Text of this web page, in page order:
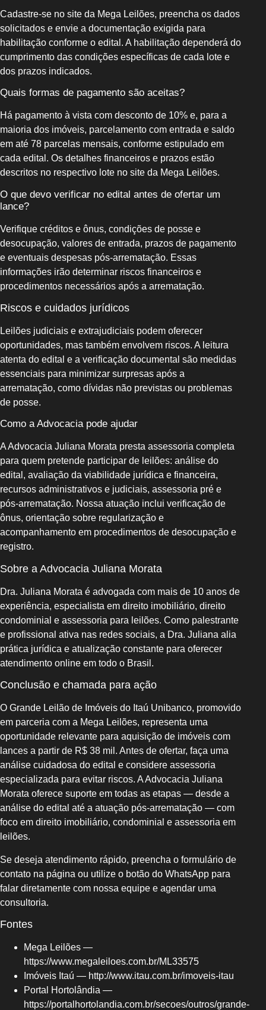
Cadastre-se no site da Mega Leilões, preencha os dados
solicitados e envie a documentação exigida para
habilitação conforme o edital. A habilitação dependerá do
cumprimento das condições específicas de cada lote e
dos prazos indicados.
Quais formas de pagamento são aceitas?
Há pagamento à vista com desconto de 10% e, para a
maioria dos imóveis, parcelamento com entrada e saldo
em até 78 parcelas mensais, conforme estipulado em
cada edital. Os detalhes financeiros e prazos estão
descritos no respectivo lote no site da Mega Leilões.
O que devo verificar no edital antes de ofertar um
lance?
Verifique créditos e ônus, condições de posse e
desocupação, valores de entrada, prazos de pagamento
e eventuais despesas pós-arrematação. Essas
informações irão determinar riscos financeiros e
procedimentos necessários após a arrematação.
Riscos e cuidados jurídicos
Leilões judiciais e extrajudiciais podem oferecer
oportunidades, mas também envolvem riscos. A leitura
atenta do edital e a verificação documental são medidas
essenciais para minimizar surpresas após a
arrematação, como dívidas não previstas ou problemas
de posse.
Como a Advocacia pode ajudar
A Advocacia Juliana Morata presta assessoria completa
para quem pretende participar de leilões: análise do
edital, avaliação da viabilidade jurídica e financeira,
recursos administrativos e judiciais, assessoria pré e
pós-arrematação. Nossa atuação inclui verificação de
ônus, orientação sobre regularização e
acompanhamento em procedimentos de desocupação e
registro.
Sobre a Advocacia Juliana Morata
Dra. Juliana Morata é advogada com mais de 10 anos de
experiência, especialista em direito imobiliário, direito
condominial e assessoria para leilões. Como palestrante
e profissional ativa nas redes sociais, a Dra. Juliana alia
prática jurídica e atualização constante para oferecer
atendimento online em todo o Brasil.
Conclusão e chamada para ação
O Grande Leilão de Imóveis do Itaú Unibanco, promovido
em parceria com a Mega Leilões, representa uma
oportunidade relevante para aquisição de imóveis com
lances a partir de R$ 38 mil. Antes de ofertar, faça uma
análise cuidadosa do edital e considere assessoria
especializada para evitar riscos. A Advocacia Juliana
Morata oferece suporte em todas as etapas — desde a
análise do edital até a atuação pós-arrematação — com
foco em direito imobiliário, condominial e assessoria em
leilões.
Se deseja atendimento rápido, preencha o formulário de
contato na página ou utilize o botão do WhatsApp para
falar diretamente com nossa equipe e agendar uma
consultoria.
Fontes
Mega Leilões —
https://www.megaleiloes.com.br/ML33575
Imóveis Itaú — http://www.itau.com.br/imoveis-itau
Portal Hortolândia —
https://portalhortolandia.com.br/secoes/outros/grande-